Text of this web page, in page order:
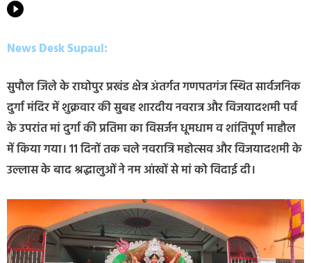
News Desk Supaul:
सुपौल जिले के राघोपुर प्रखंड क्षेत्र अंतर्गत गणपतगंज स्थित सार्वजनिक
दुर्गा मंदिर में शुक्रवार की सुबह शारदीय नवरात्र और विजयादशमी पर्व
के उपरांत मां दुर्गा की प्रतिमा का विसर्जन धूमधाम व शांतिपूर्ण माहौल
में किया गया। 11 दिनों तक चले नवरात्रि महोत्सव और विजयादशमी के
उल्लास के बाद श्रद्धालुओं ने नम आंखों से मां को विदाई दी।